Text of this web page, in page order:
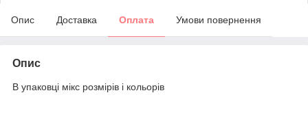
Опис Доставка Оплата Умови повернення
Опис
В упаковці мікс розмірів і кольорів